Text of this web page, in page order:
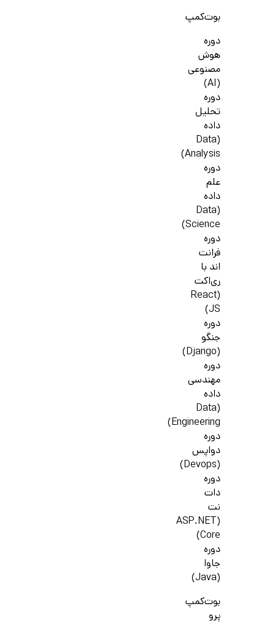
بوت‌کمپ
دوره
هوش
مصنوعی
(AI)
دوره
تحلیل
داده
(Data
Analysis)
دوره
علم
داده
(Data
Science)
دوره
فرانت
اند با
ری‌اکت
(React
JS)
دوره
جنگو
(Django)
دوره
مهندسی
داده
(Data
Engineering)
دوره
دواپس
(Devops)
دوره
دات
نت
(ASP.NET
Core)
دوره
جاوا
(Java)
بوت‌کمپ
پرو